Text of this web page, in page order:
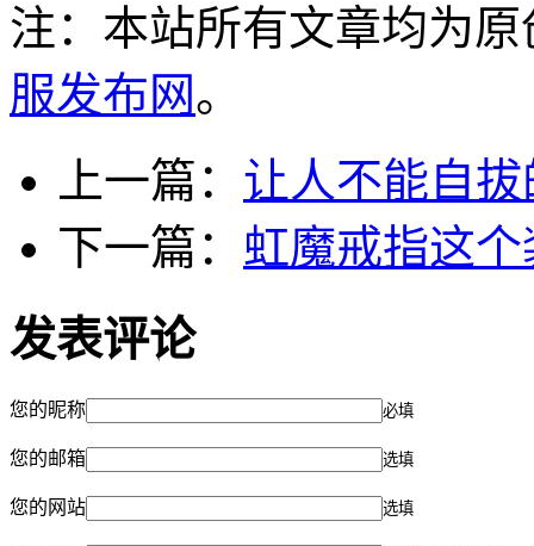
注：本站所有文章均为
服发布网。
上一篇： 让人不能自
下一篇： 虹魔戒指这
发表评论
您的昵称 必填
您的邮箱 选填
您的网站 选填